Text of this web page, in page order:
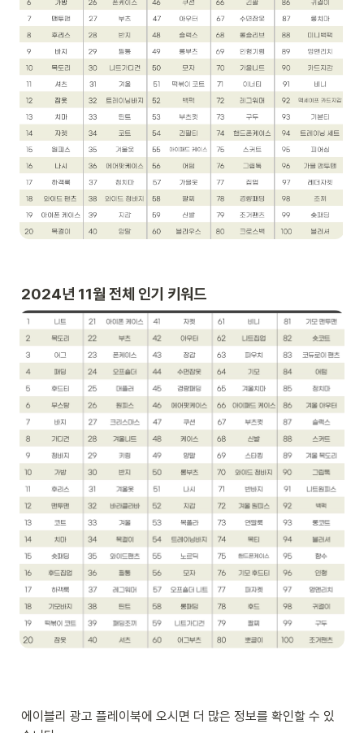
2024년 11월 전체 인기 키워드
에이블리 광고 플레이북에 오시면 더 많은 정보를 확인할 수 있